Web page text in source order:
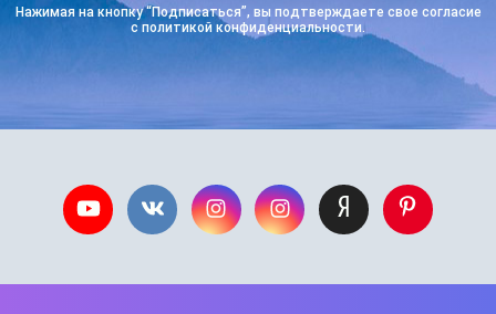
Нажимая на кнопку “Подписаться”, вы подтверждаете свое согласие
с политикой конфиденциальности.